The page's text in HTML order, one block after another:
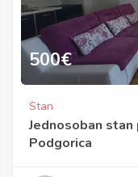
500€
Stan
Jednosoban
Podgorica